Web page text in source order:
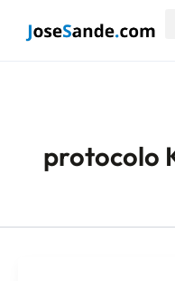
protocolo